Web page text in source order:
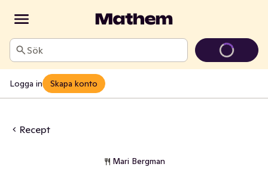
Sök
Logga in Skapa konto
Recept
Mari Bergman